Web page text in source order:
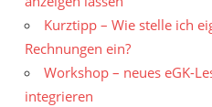
Kurztipp – Wie stelle ich
Rechnungen ein?
Workshop – neues eGK-
integrieren